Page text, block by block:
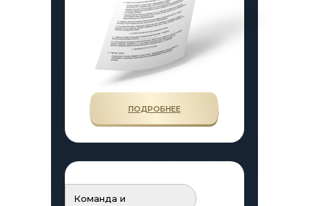
Команда и
ПОДРОБНЕЕ